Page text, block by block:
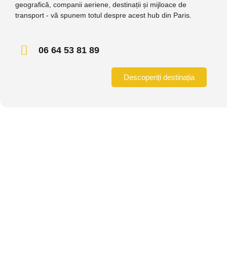
geografică, companii aeriene, destinații și mijloace de
transport - vă spunem totul despre acest hub din Paris.
06 64 53 81 89
Descoperiți destinația